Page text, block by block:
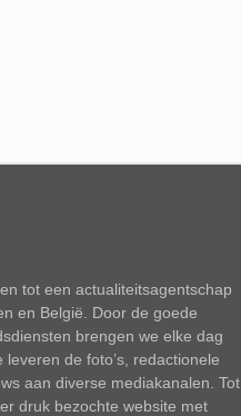
tot een actualiteitsagentschap
en België. Door de goede
brengen we elke dag
de foto’s, redactionele
aan diverse mediakanalen. Tot
druk bezochte website met